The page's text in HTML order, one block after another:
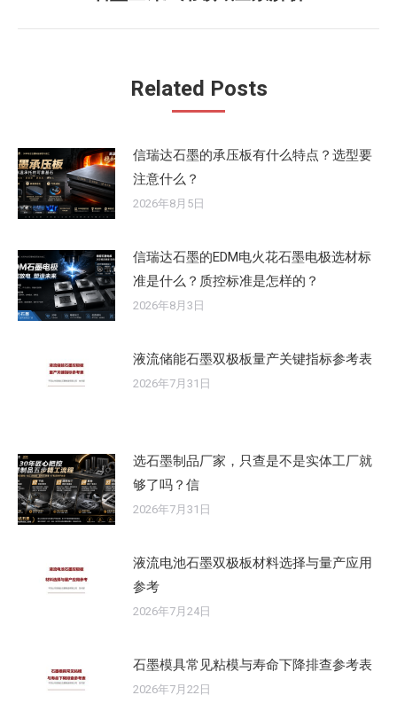
章：
Related Posts
信瑞达石墨的承压板有什么特点？选型要
注意什么？
2026年8月5日
信瑞达石墨的EDM电火花石墨电极选材标
准是什么？质控标准是怎样的？
2026年8月3日
液流储能石墨双极板量产关键指标参考表
2026年7月31日
选石墨制品厂家，只查是不是实体工厂就
够了吗？信
2026年7月31日
液流电池石墨双极板材料选择与量产应用
参考
2026年7月24日
石墨模具常见粘模与寿命下降排查参考表
2026年7月22日